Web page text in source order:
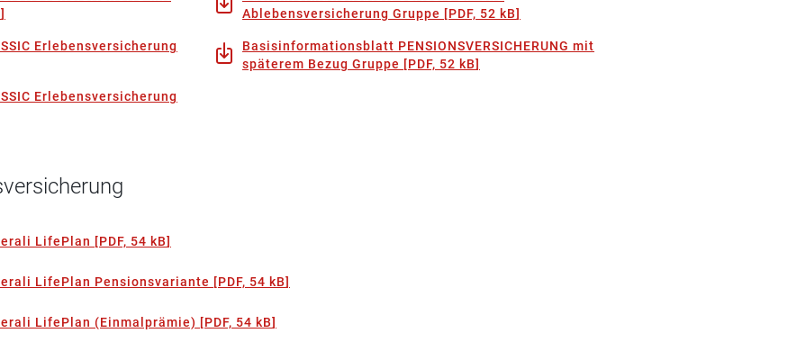
]
Ablebensversicherung Gruppe [PDF, 52 kB]
Erlebensversicherung
Basisinformationsblatt PENSIONSVERSICHERUNG mit
späterem Bezug Gruppe [PDF, 52 kB]
Erlebensversicherung
LifePlan [PDF, 54 kB]
LifePlan Pensionsvariante [PDF, 54 kB]
LifePlan (Einmalprämie) [PDF, 54 kB]